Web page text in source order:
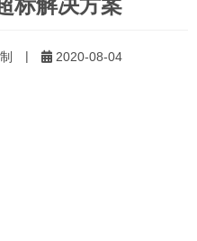
标解决方案
|
2020-08-04